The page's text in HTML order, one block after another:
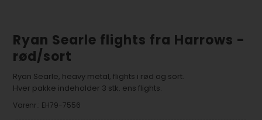
Ryan Searle flights fra Harrows -
rød/sort
Ryan Searle, heavy metal, flights i rød og sort.
Hver pakke indeholder 3 stk. ens flights.
Varenr.: EH79-7556